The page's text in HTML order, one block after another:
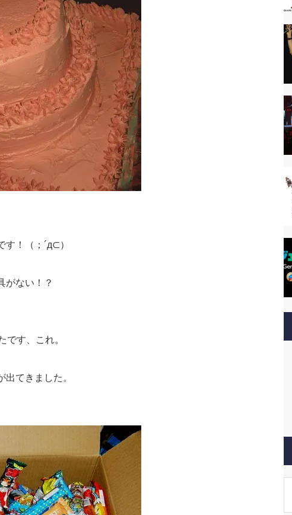
！（；´д⊂）
がない！？
です、これ。
てきました。